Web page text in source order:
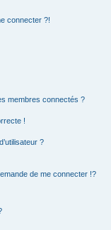
connecter ?!
membres connectés ?
!
?
de me connecter !?